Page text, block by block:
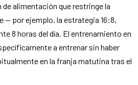
alimentación que restringe la
— por ejemplo, la estrategia 16:8,
8 horas del día. El entrenamiento en
a entrenar sin haber
en la franja matutina tras el